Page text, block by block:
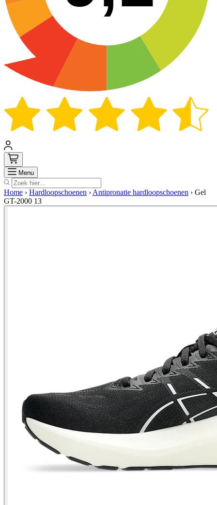
Menu Zoek
Home › Hardloopschoenen › Antipronatie hardloopschoenen › Gel
GT-2000 13